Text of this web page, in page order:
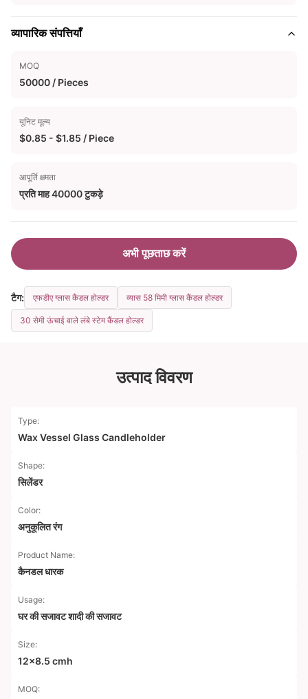
व्यापारिक संपत्तियाँ
MOQ
50000 / Pieces
यूनिट मूल्य
$0.85 - $1.85 / Piece
आपूर्ति क्षमता
प्रति माह 40000 टुकड़े
अभी पूछताछ करें
टैग: एफडीए ग्लास कैंडल होल्डर व्यास 58 मिमी ग्लास कैंडल होल्डर
30 सेमी ऊंचाई वाले लंबे स्टेम कैंडल होल्डर
उत्पाद विवरण
Type:
Wax Vessel Glass Candleholder
Shape:
सिलेंडर
Color:
अनुकूलित रंग
Product Name:
कैनडल धारक
Usage:
घर की सजावट शादी की सजावट
Size:
12x8.5 cmh
MOQ: